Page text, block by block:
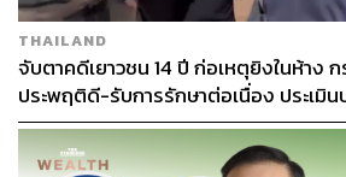
THAILAND
จับตาคดีเยาวชน 14 ปี ก่อเหตุยิงในห้าง
ประพฤติดี-รับการรักษาต่อเนื่อง ประเมิ